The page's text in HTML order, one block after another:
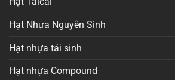
Hạt Nhựa Nguyên Sinh
Hạt nhựa tái sinh
Hạt nhựa Compound